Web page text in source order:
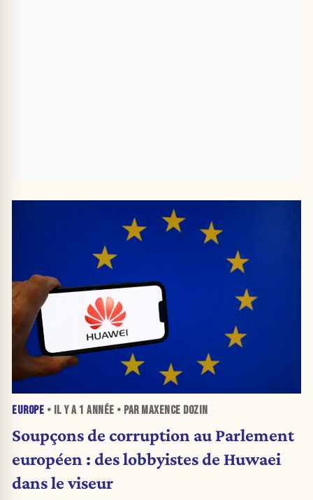
EUROPE • IL Y A 1 ANNÉE • PAR MAXENCE DOZIN
Soupçons de corruption au Parlement
européen : des lobbyistes de Huwaei
dans le viseur